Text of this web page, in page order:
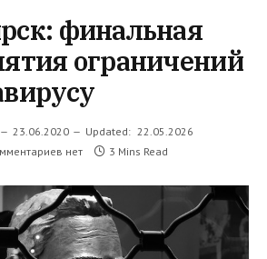
финальная
ограничений
23.06.2020 Updated: 22.05.2026
нет 3 Mins Read